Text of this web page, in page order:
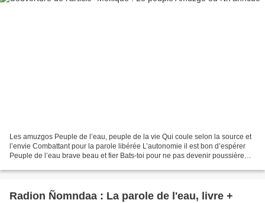
Les amuzgos Peuple de l’eau, peuple de la vie Qui coule selon la source et
l’envie Combattant pour la parole libérée L’autonomie il est bon d’espérer
Peuple de l’eau brave beau et fier Bats-toi pour ne pas devenir poussière
Radion Ñomndaa : La parole de l'eau, livre +